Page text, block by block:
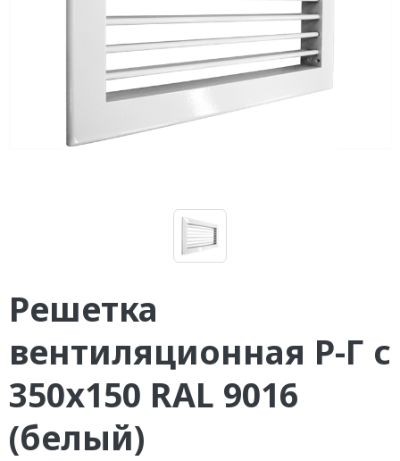
Решетка
вентиляционная Р-Г с
350х150 RAL 9016
(белый)